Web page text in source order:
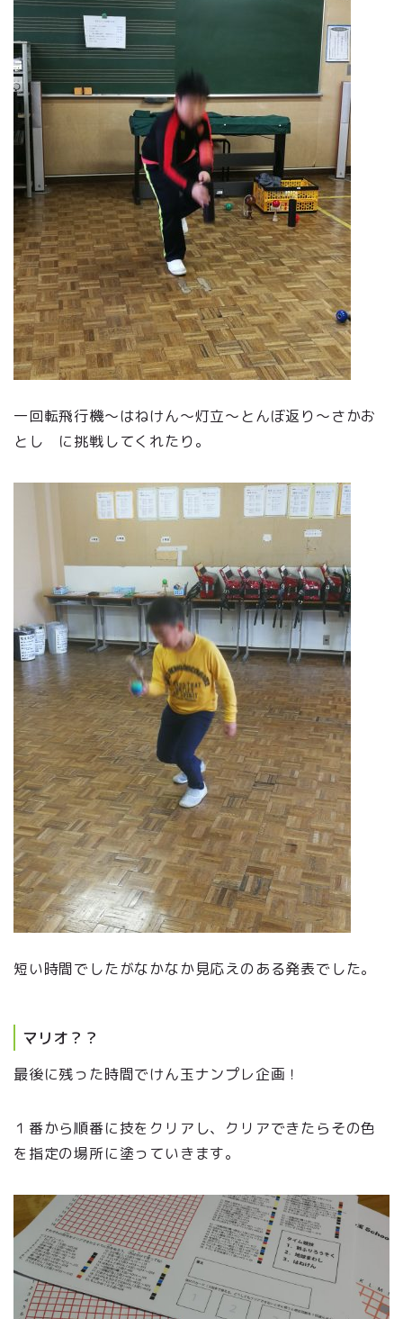
一回転飛行機～はねけん～灯立～とんぼ返り～さかお
とし に挑戦してくれたり。
短い時間でしたがなかなか見応えのある発表でした。
マリオ？？
最後に残った時間でけん玉ナンプレ企画！
１番から順番に技をクリアし、クリアできたらその色
を指定の場所に塗っていきます。